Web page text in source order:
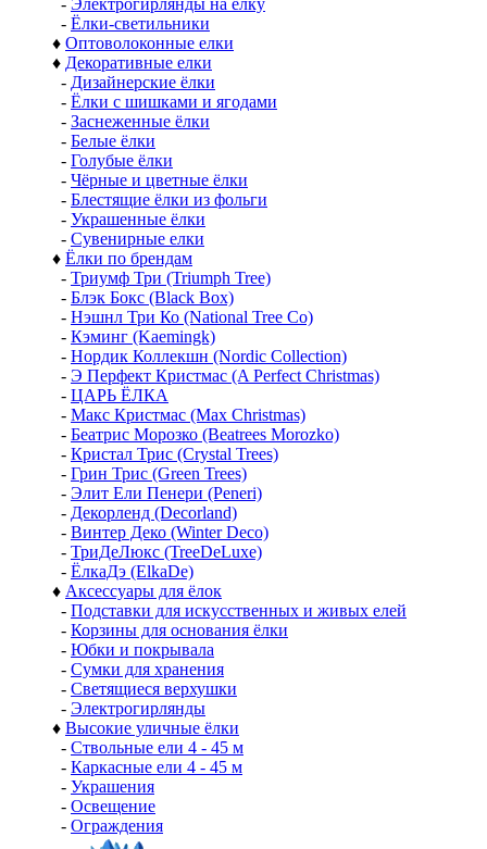
- Электрогирлянды на ёлку
- Ёлки-светильники
♦ Оптоволоконные елки
♦ Декоративные елки
- Дизайнерские ёлки
- Ёлки с шишками и ягодами
- Заснеженные ёлки
- Белые ёлки
- Голубые ёлки
- Чёрные и цветные ёлки
- Блестящие ёлки из фольги
- Украшенные ёлки
- Сувенирные елки
♦ Ёлки по брендам
- Триумф Три (Triumph Tree)
- Блэк Бокс (Black Box)
- Нэшнл Три Ко (National Tree Co)
- Кэминг (Kaemingk)
- Нордик Коллекшн (Nordic Collection)
- Э Перфект Кристмас (A Perfect Christmas)
- ЦАРЬ ЁЛКА
- Макс Кристмас (Max Christmas)
- Беатрис Морозко (Beatrees Morozko)
- Кристал Трис (Crystal Trees)
- Грин Трис (Green Trees)
- Элит Ели Пенери (Peneri)
- Декорленд (Decorland)
- Винтер Деко (Winter Deco)
- ТриДеЛюкс (TreeDeLuxe)
- ЁлкаДэ (ElkaDe)
♦ Аксессуары для ёлок
- Подставки для искусственных и живых елей
- Корзины для основания ёлки
- Юбки и покрывала
- Сумки для хранения
- Светящиеся верхушки
- Электрогирлянды
♦ Высокие уличные ёлки
- Ствольные ели 4 - 45 м
- Каркасные ели 4 - 45 м
- Украшения
- Освещение
- Ограждения